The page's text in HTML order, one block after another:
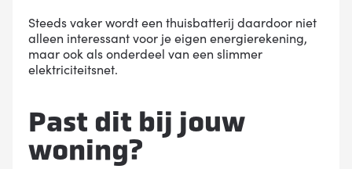
Steeds vaker wordt een thuisbatterij daardoor niet
alleen interessant voor je eigen energierekening,
maar ook als onderdeel van een slimmer
elektriciteitsnet.
Past dit bij jouw
woning?